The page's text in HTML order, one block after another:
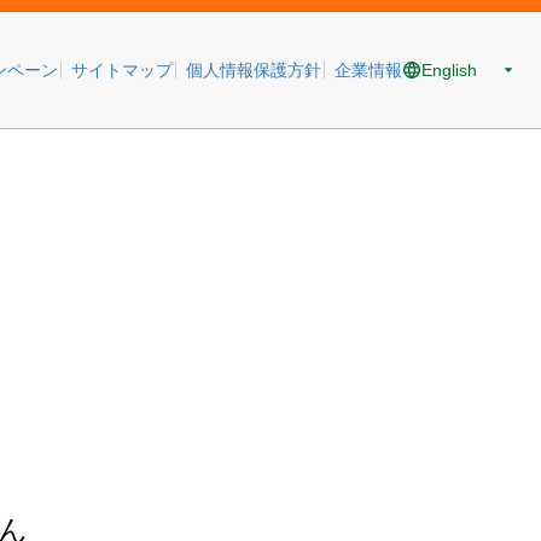
ペーン サイトマップ 個人情報保護方針 企業情報 English